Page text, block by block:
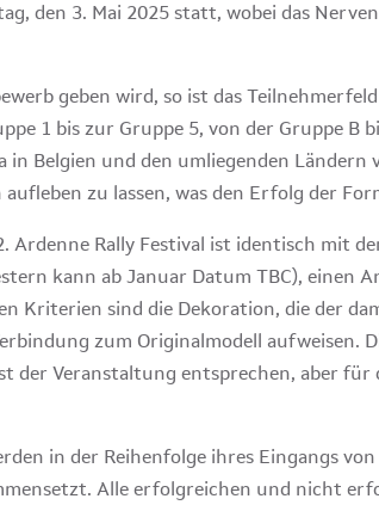
den 3. Mai 2025 statt, wobei das
geben wird, so ist das
1 bis zur Gruppe 5, von der Gruppe B
in Belgien und den umliegenden Ländern
zu lassen, was den Erfolg der
Ardenne Rally Festival ist identisch mit
kann ab Januar Datum TBC), einen
Kriterien sind die Dekoration, die der
zum Originalmodell aufweisen.
der Veranstaltung entsprechen, aber
in der Reihenfolge ihres Eingangs
Alle erfolgreichen und nicht